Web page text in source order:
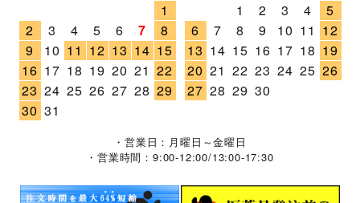
1
2
3 4 5 6 7
8
9
10 11 12 13 14 15
16 17 18 19 20 21 22
23 24 25 26 27 28 29
30 31
1
2 3 4
5
6
7 8 9 10 11 12
13 14 15 16 17 18 19
20 21 22 23 24 25 26
27 28 29 30
・営業日：月曜日～金曜日
・営業時間：9:00-12:00/13:00-17:30